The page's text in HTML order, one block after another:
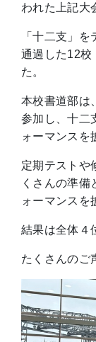
われた上記大
「十二支」
通過した12校
た。
本校書道部は
参加し、十二
ォーマンスを
定期テストや
くさんの準備
ォーマンスを
結果は全体４
たくさんのご